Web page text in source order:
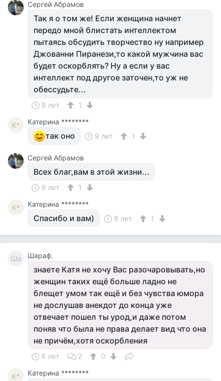
Сергей Абрамов
Так я о том же! Если женщина начнет
передо мной блистать интеллектом
пытаясь обсудить творчество ну например
Джованни Пиранези,то какой мужчина вас
будет оскорблять? Ну а если у вас
интеллект под другое заточен,то уж не
обессудьте...
9 лет 1
К* Катерина ********
так оно 9 лет 1
Сергей Абрамов
Всех благ,вам в этой жизни...
9 лет 1
К* Катерина ********
Спасибо и вам) 9 лет 1
Ша Шараф.
знаете Катя не хочу Вас разочаровывать,но
женщин таких ещё больше ладно не
блещет умом так ещё и без чувства юмора
не дослушав анекдот до конца уже
отвечает пошел ты урод,и даже потом
поняв что была не права делает вид что она
не причём,хотя оскорбления
6 лет 2 0
К* Катерина ********